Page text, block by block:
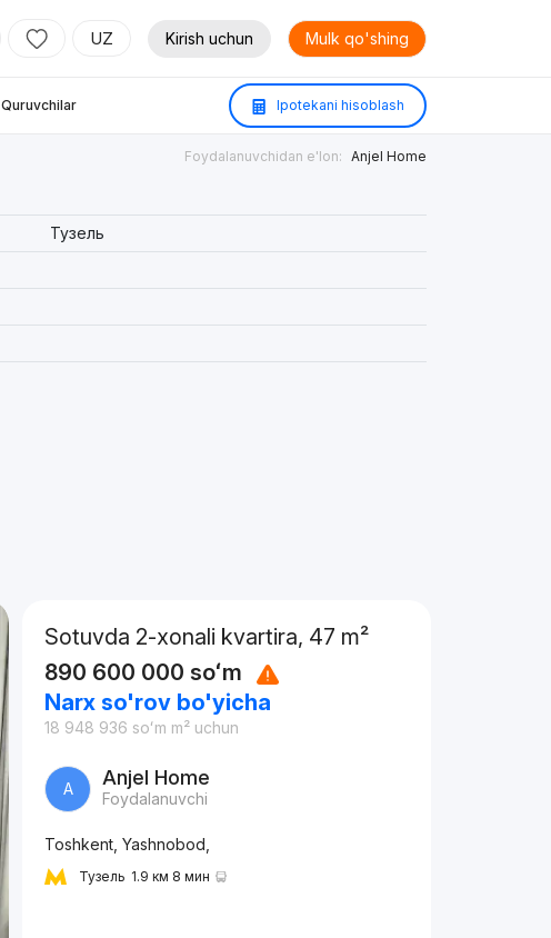
UZ Kirish uchun Mulk qo'shing
Quruvchilar Ipotekani hisoblash
Foydalanuvchidan e'lon: Anjel Home
Тузель
Sotuvda 2-xonali kvartira, 47 m²
890 600 000 soʻm
Narx so'rov bo'yicha
18 948 936 soʻm m² uchun
A Anjel Home
Foydalanuvchi
Toshkent, Yashnobod,
Тузель 1.9 км 8 мин